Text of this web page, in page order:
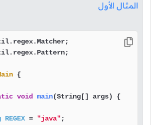
المثال الأول
{
void main(String[] args) {
REGEX = "java"